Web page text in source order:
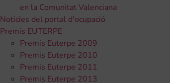
en la Comunitat Valenciana
Noticies del portal d'ocupació
Premis EUTERPE
Premis Euterpe 2009
Premis Euterpe 2010
Premis Euterpe 2011
Premis Euterpe 2013